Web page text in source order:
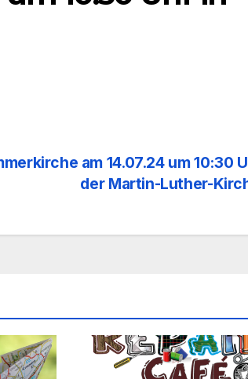
am 14.07.24 um 10:30
der Martin-Luther-